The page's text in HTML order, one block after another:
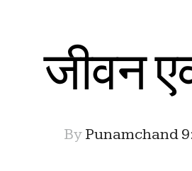
जीवन
By Punamchand